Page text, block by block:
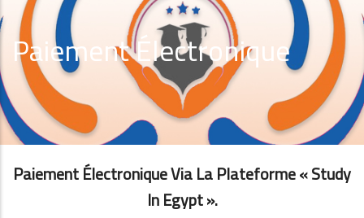
Paiement Électronique
Paiement Électronique Via La Plateforme « Study
In Egypt ».